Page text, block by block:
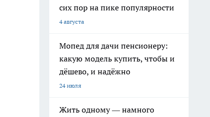
сих пор на пике популярности
4 августа
Мопед для дачи пенсионеру:
какую модель купить, чтобы и
дёшево, и надёжно
24 июля
Жить одному — намного